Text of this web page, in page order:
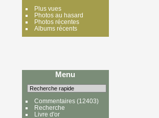
Plus vues
Photos au hasard
Photos récentes
Albums récents
Menu
Commentaires(12403)
Recherche
Livre d'or